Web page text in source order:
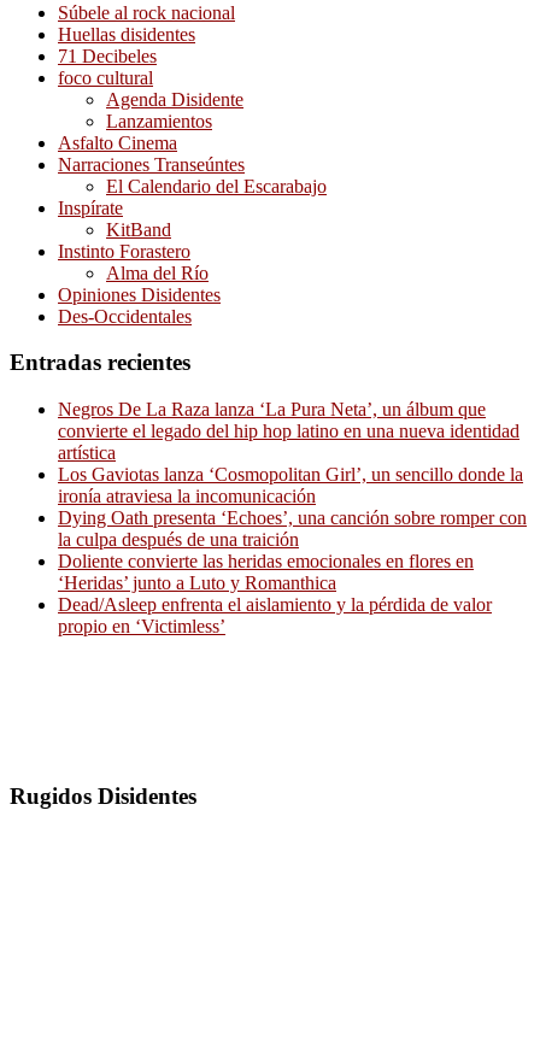
Súbele al rock nacional
Huellas disidentes
71 Decibeles
foco cultural
Agenda Disidente
Lanzamientos
Asfalto Cinema
Narraciones Transeúntes
El Calendario del Escarabajo
Inspírate
KitBand
Instinto Forastero
Alma del Río
Opiniones Disidentes
Des-Occidentales
Entradas recientes
Negros De La Raza lanza ‘La Pura Neta’, un álbum que
convierte el legado del hip hop latino en una nueva identidad
artística
Los Gaviotas lanza ‘Cosmopolitan Girl’, un sencillo donde la
ironía atraviesa la incomunicación
Dying Oath presenta ‘Echoes’, una canción sobre romper con
la culpa después de una traición
Doliente convierte las heridas emocionales en flores en
‘Heridas’ junto a Luto y Romanthica
Dead/Asleep enfrenta el aislamiento y la pérdida de valor
propio en ‘Victimless’
Rugidos Disidentes